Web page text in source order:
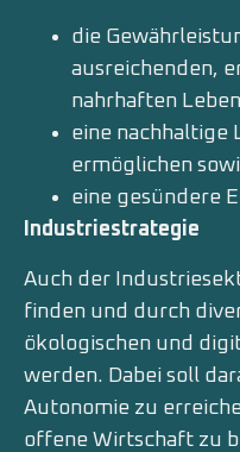
die
ausreichenden,
nahrhaften
eine nachhaltige
ermöglichen
eine gesündere
Industriestrategie
Auch der
finden und durch
ökologischen und
werden. Dabei soll
Autonomie zu
offene Wirtschaft zu